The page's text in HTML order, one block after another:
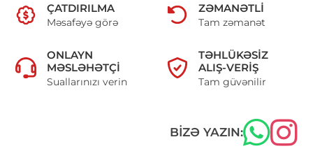
ÇATDIRILMA
Məsafəyə görə
ZƏMANƏTLI
Tam zəmanət
ONLAYN
MƏSLƏHƏTÇI
Suallarınızı verin
TƏHLÜKƏSIZ
ALIŞ-VERIŞ
Tam güvənilir
BIZƏ YAZIN: